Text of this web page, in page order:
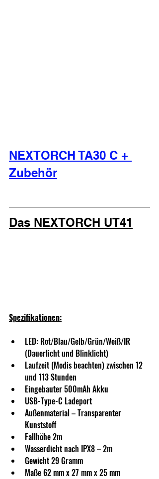
NEXTORCH TA30 C +
Zubehör
Das NEXTORCH UT41
Spezifikationen:
LED: Rot/Blau/Gelb/Grün/Weiß/IR
(Dauerlicht und Blinklicht)
Laufzeit (Modis beachten) zwischen 12
und 113 Stunden
Eingebauter 500mAh Akku
USB-Type-C Ladeport
Außenmaterial – Transparenter
Kunststoff
Fallhöhe 2m
Wasserdicht nach IPX8 – 2m
Gewicht 29 Gramm
Maße 62 mm x 27 mm x 25 mm